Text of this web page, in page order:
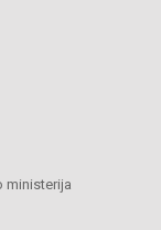
ministerija